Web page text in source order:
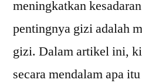
meningkatkan
pentingnya gizi adalah
gizi. Dalam artikel ini,
secara mendalam apa